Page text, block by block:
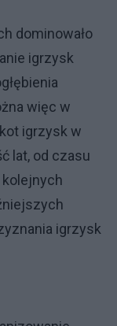
dominowało
igrzysk
więc w
igrzysk w
lat, od czasu
igrzysk